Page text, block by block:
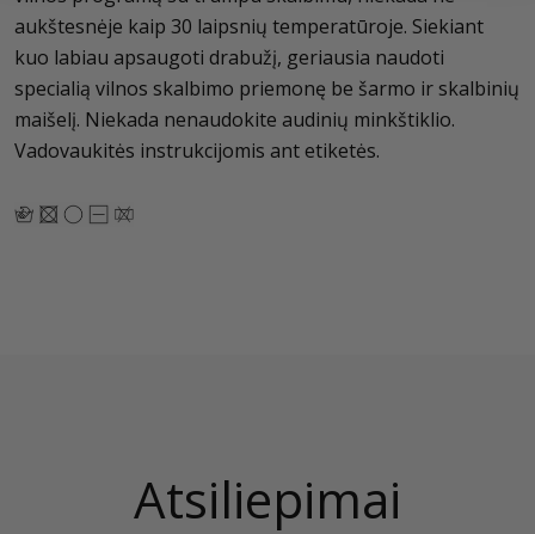
aukštesnėje kaip 30 laipsnių temperatūroje. Siekiant
kuo labiau apsaugoti drabužį, geriausia naudoti
specialią vilnos skalbimo priemonę be šarmo ir skalbinių
maišelį. Niekada nenaudokite audinių minkštiklio.
Vadovaukitės instrukcijomis ant etiketės.
Atsiliepimai